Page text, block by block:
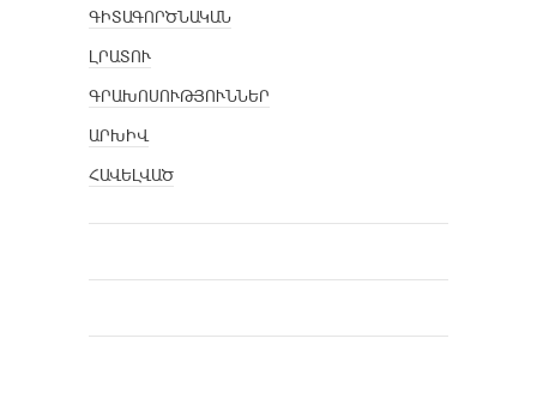
ԳԻՏԱԳՈՐԾՆԱԿԱՆ
ԼՐԱՏՈՒ
ԳՐԱԽՈՍՈՒԹՅՈՒՆՆԵՐ
ԱՐԽԻՎ
ՀԱՎԵԼՎԱԾ